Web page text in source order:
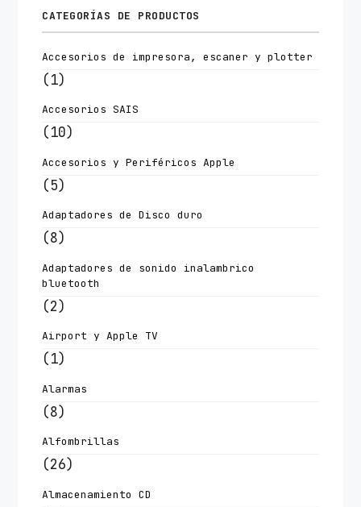
CATEGORÍAS DE PRODUCTOS
Accesorios de impresora, escaner y plotter
(1)
Accesorios SAIS
(10)
Accesorios y Periféricos Apple
(5)
Adaptadores de Disco duro
(8)
Adaptadores de sonido inalambrico
bluetooth
(2)
Airport y Apple TV
(1)
Alarmas
(8)
Alfombrillas
(26)
Almacenamiento CD